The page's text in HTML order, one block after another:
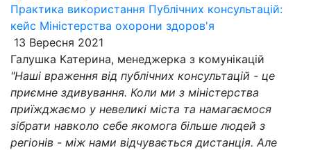
Практика використання Публічних консультацій:
кейс Міністерства охорони здоров'я
13 Вересня 2021
Галушка Катерина, менеджерка з комунікацій
"Наші враження від публічних консультацій - це
приємне здивування. Коли ми з міністерства
приїжджаємо у невеликі міста та намагаємося
зібрати навколо себе якомога більше людей з
регіонів - між нами відчувається дистанція. Але